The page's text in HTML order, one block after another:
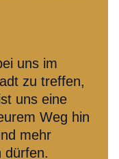
uns im
zu treffen,
uns eine
Weg hin
mehr
dürfen.